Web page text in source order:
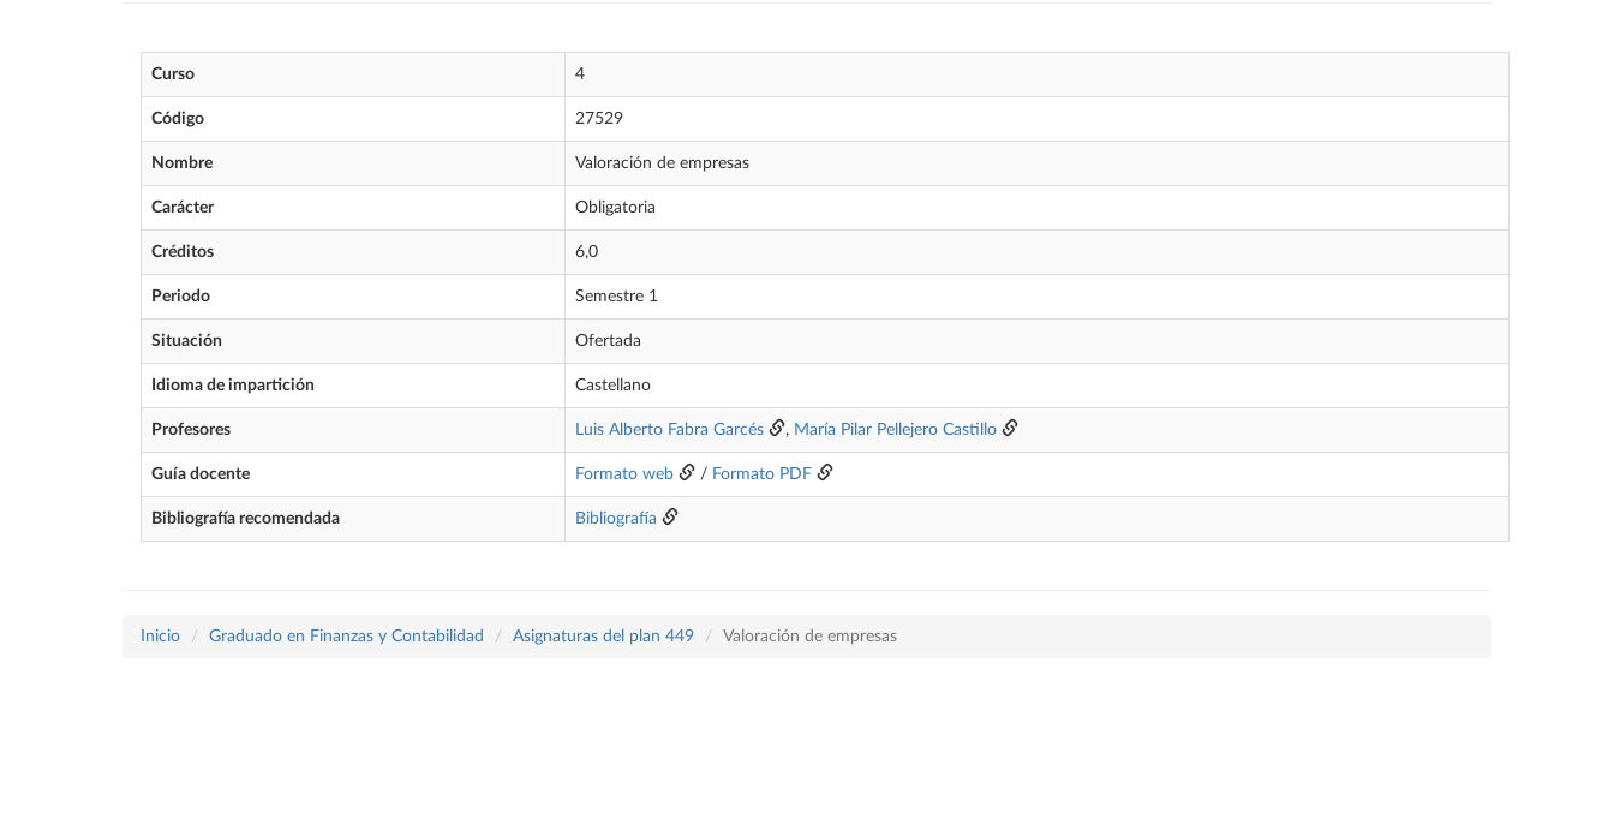
Curso 4
Código 27529
Nombre Valoración de empresas
Carácter Obligatoria
Créditos 6,0
Periodo Semestre 1
Situación Ofertada
Idioma de impartición Castellano
Profesores Luis Alberto Fabra Garcés , María Pilar Pellejero Castillo
Guía docente Formato web / Formato PDF
Bibliografía recomendada Bibliografía
Inicio Graduado en Finanzas y Contabilidad Asignaturas del plan 449 Valoración de empresas